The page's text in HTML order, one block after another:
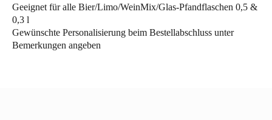
Geeignet für alle Bier/Limo/WeinMix/Glas-Pfandflaschen 0,5 &
0,3 l
Gewünschte Personalisierung beim Bestellabschluss unter
Bemerkungen angeben